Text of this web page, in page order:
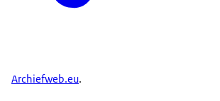
Archiefweb.eu.